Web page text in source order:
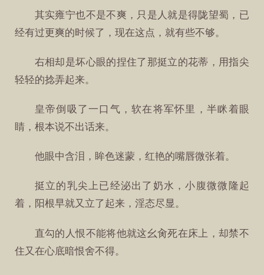
其实雍宁也不是不爽，只是人就是得陇望蜀，已
经有过更爽的时候了，现在这点，就有些不够。
右相却是坏心眼的捏住了那挺立的花蒂，用指尖
轻轻的捻弄起来。
皇帝倒吸了一口气，软在将军怀里，半眯着眼
睛，根本说不出话来。
他眼中含泪，眸色迷蒙，红艳的嘴唇微张着。
挺立的乳尖上已经泌出了奶水，小腹微微隆起
着，阳根早就又立了起来，淫态尽显。
直勾的人恨不能将他就这幺肏死在床上，却禁不
住又在心底暗恨舍不得。